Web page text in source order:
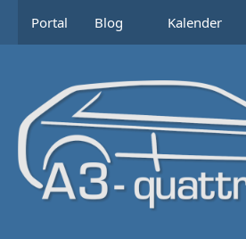
Portal Blog Kalender